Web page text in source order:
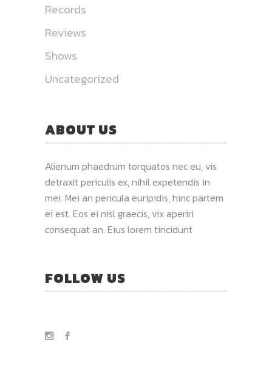
Records
Reviews
Shows
Uncategorized
ABOUT US
Alienum phaedrum torquatos nec eu, vis
detraxit periculis ex, nihil expetendis in
mei. Mei an pericula euripidis, hinc partem
ei est. Eos ei nisl graecis, vix aperiri
consequat an. Eius lorem tincidunt
FOLLOW US